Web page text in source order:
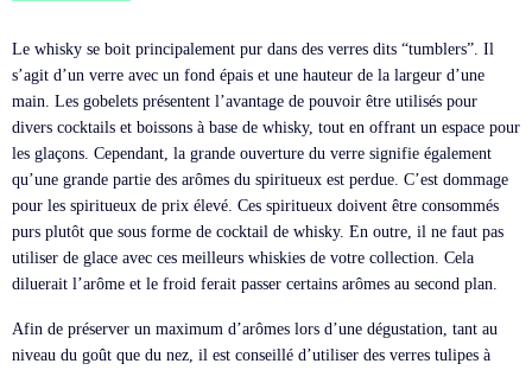
Le whisky se boit principalement pur dans des verres dits “tumblers”. Il
s’agit d’un verre avec un fond épais et une hauteur de la largeur d’une
main. Les gobelets présentent l’avantage de pouvoir être utilisés pour
divers cocktails et boissons à base de whisky, tout en offrant un espace pour
les glaçons. Cependant, la grande ouverture du verre signifie également
qu’une grande partie des arômes du spiritueux est perdue. C’est dommage
pour les spiritueux de prix élevé. Ces spiritueux doivent être consommés
purs plutôt que sous forme de cocktail de whisky. En outre, il ne faut pas
utiliser de glace avec ces meilleurs whiskies de votre collection. Cela
diluerait l’arôme et le froid ferait passer certains arômes au second plan.
Afin de préserver un maximum d’arômes lors d’une dégustation, tant au
niveau du goût que du nez, il est conseillé d’utiliser des verres tulipes à